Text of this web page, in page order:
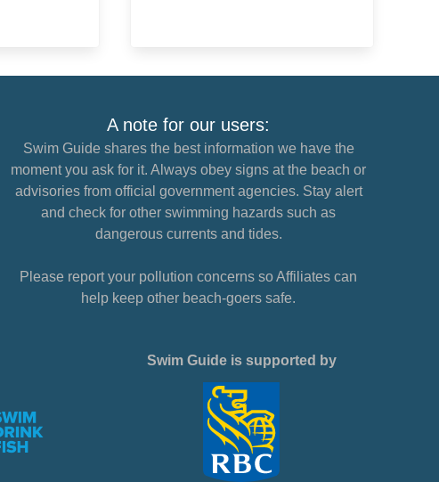
A note for our users:
Swim Guide shares the best information we have the
moment you ask for it. Always obey signs at the beach or
advisories from official government agencies. Stay alert
and check for other swimming hazards such as
dangerous currents and tides.
Please report your pollution concerns so Affiliates can
help keep other beach-goers safe.
Swim Guide is supported by